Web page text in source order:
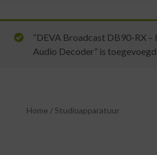
“DEVA Broadcast DB90-RX –
Audio Decoder” is
Home / Studioapparatuur